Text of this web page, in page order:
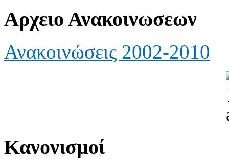
Αρχειο Ανακοινωσεων
Ανακοινώσεις 2002-2010
Κανονισμοί